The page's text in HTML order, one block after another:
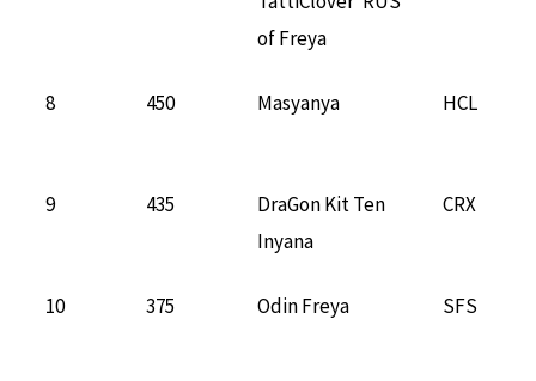
of Freya
8 450 Masyanya HCL
9 435
DraGon Kit Ten
Inyana
CRX
10 375 Odin Freya SFS